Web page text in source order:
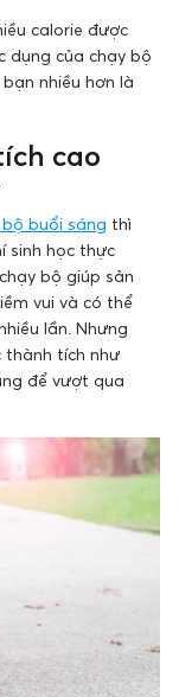
calorie được
dụng của chạy bộ
nhiều hơn là
cao
buổi sáng thì
sinh học thực
bộ giúp sản
vui và có thể
lần. Nhưng
thành tích như
để vượt qua